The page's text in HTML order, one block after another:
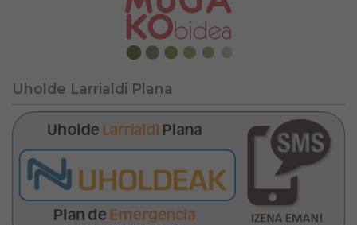
Uholde Larrialdi Plana